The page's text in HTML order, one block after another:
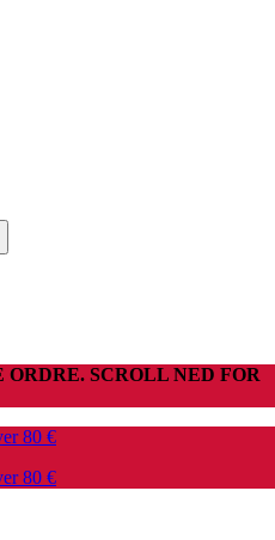
SCROLL NED FOR
80 €
80 €